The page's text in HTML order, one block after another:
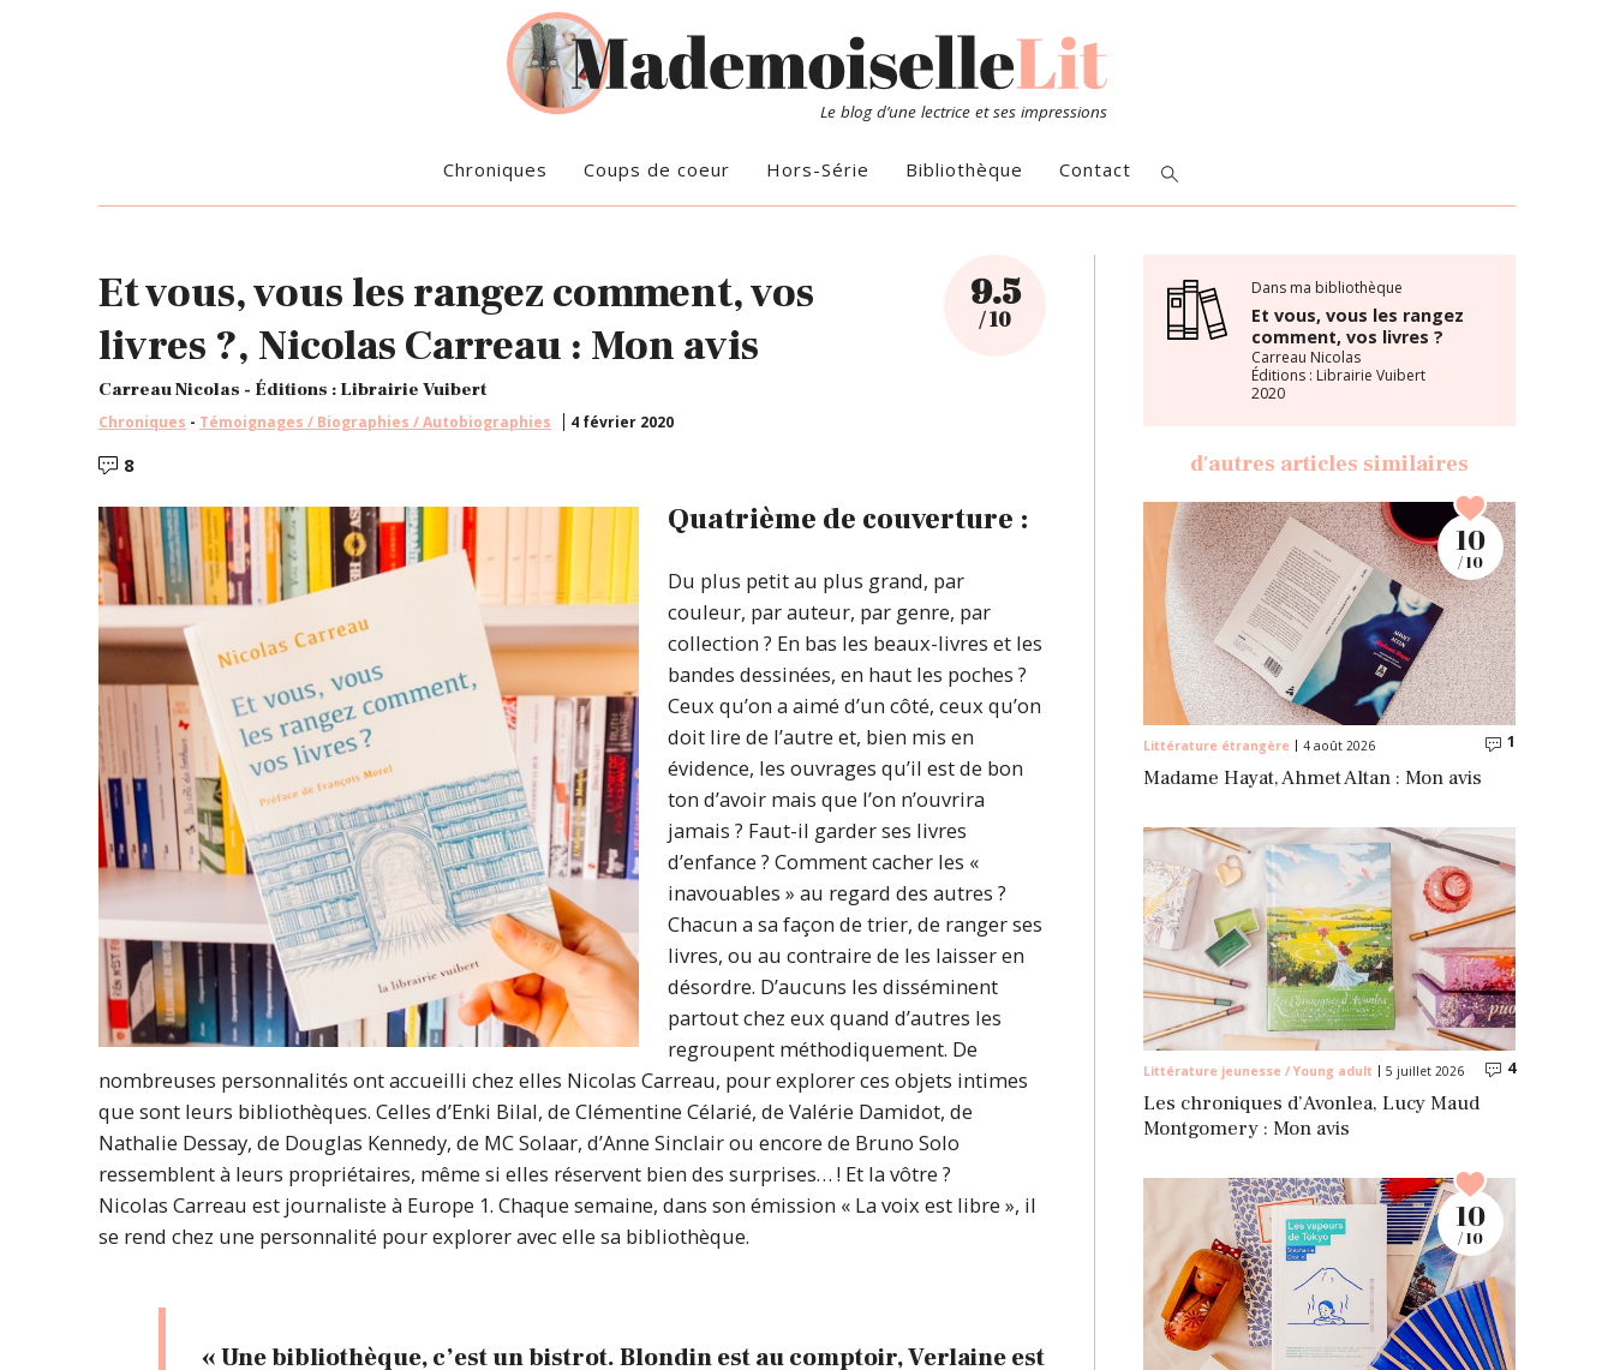
Le blog d’une lectrice et ses impressions
Chroniques Coups de coeur Hors-Série Bibliothèque Contact
Et vous, vous les rangez comment, vos
livres ?, Nicolas Carreau : Mon avis
Carreau Nicolas - Éditions : Librairie Vuibert
9.5
/ 10
Chroniques - Témoignages / Biographies / Autobiographies 4 février 2020
8Commentaires
Quatrième de couverture :
Du plus petit au plus grand, par
couleur, par auteur, par genre, par
collection ? En bas les beaux-livres et les
bandes dessinées, en haut les poches ?
Ceux qu’on a aimé d’un côté, ceux qu’on
doit lire de l’autre et, bien mis en
évidence, les ouvrages qu’il est de bon
ton d’avoir mais que l’on n’ouvrira
jamais ? Faut-il garder ses livres
d’enfance ? Comment cacher les «
inavouables » au regard des autres ?
Chacun a sa façon de trier, de ranger ses
livres, ou au contraire de les laisser en
désordre. D’aucuns les disséminent
partout chez eux quand d’autres les
regroupent méthodiquement. De
nombreuses personnalités ont accueilli chez elles Nicolas Carreau, pour explorer ces objets intimes
que sont leurs bibliothèques. Celles d’Enki Bilal, de Clémentine Célarié, de Valérie Damidot, de
Nathalie Dessay, de Douglas Kennedy, de MC Solaar, d’Anne Sinclair ou encore de Bruno Solo
ressemblent à leurs propriétaires, même si elles réservent bien des surprises… ! Et la vôtre ?
Nicolas Carreau est journaliste à Europe 1. Chaque semaine, dans son émission « La voix est libre », il
se rend chez une personnalité pour explorer avec elle sa bibliothèque.
« Une bibliothèque, c’est un bistrot. Blondin est au comptoir, Verlaine est
Dans ma bibliothèque
Et vous, vous les rangez
comment, vos livres ?
Carreau Nicolas
Éditions : Librairie Vuibert
2020
d'autres articles similaires
Littérature étrangère 4 août 2026 1
Madame Hayat, Ahmet Altan : Mon avis
10
/ 10
Littérature jeunesse / Young adult 5 juillet 2026 4
Les chroniques d’Avonlea, Lucy Maud
Montgomery : Mon avis
10
/ 10